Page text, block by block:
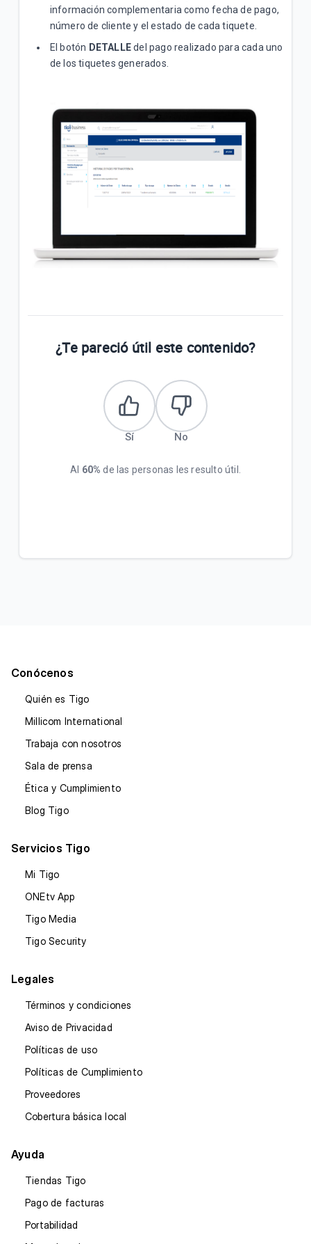
información complementaria como fecha de pago,
número de cliente y el estado de cada tiquete.
El botón DETALLEdel pago realizado para cada uno
de los tiquetes generados.
¿Te pareció útil este contenido?
Sí No
Al 60% de las personas les resulto útil.
Conócenos
Quién es Tigo
Millicom International
Trabaja con nosotros
Sala de prensa
Ética y Cumplimiento
Blog Tigo
Servicios Tigo
Mi Tigo
ONEtv App
Tigo Media
Tigo Security
Legales
Términos y condiciones
Aviso de Privacidad
Políticas de uso
Políticas de Cumplimiento
Proveedores
Cobertura básica local
Ayuda
Tiendas Tigo
Pago de facturas
Portabilidad